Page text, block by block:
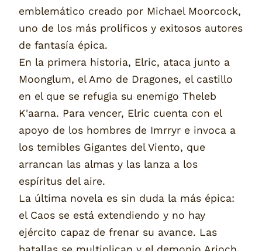
emblemático creado por Michael Moorcock,
uno de los más prolíficos y exitosos autores
de fantasía épica.
En la primera historia, Elric, ataca junto a
Moonglum, el Amo de Dragones, el castillo
en el que se refugia su enemigo Theleb
K'aarna. Para vencer, Elric cuenta con el
apoyo de los hombres de Imrryr e invoca a
los temibles Gigantes del Viento, que
arrancan las almas y las lanza a los
espíritus del aire.
La última novela es sin duda la más épica:
el Caos se está extendiendo y no hay
ejército capaz de frenar su avance. Las